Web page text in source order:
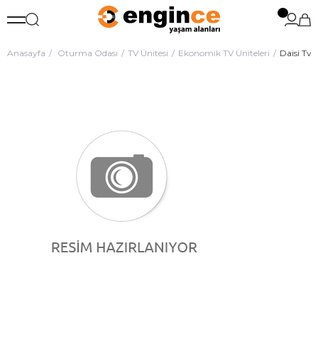
Anasayfa Oturma Odası TV Ünitesi Ekonomik TV Üniteleri Daisi Tv